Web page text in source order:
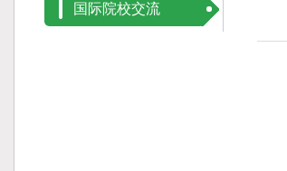
国际院校交流